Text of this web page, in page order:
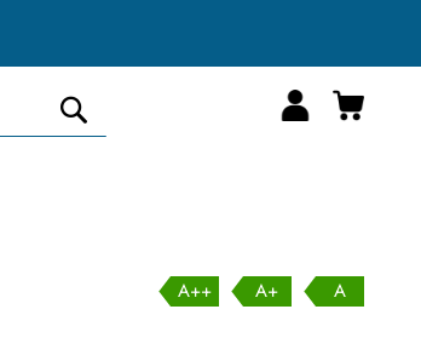
Cerca
Carrello
A++ A+ A